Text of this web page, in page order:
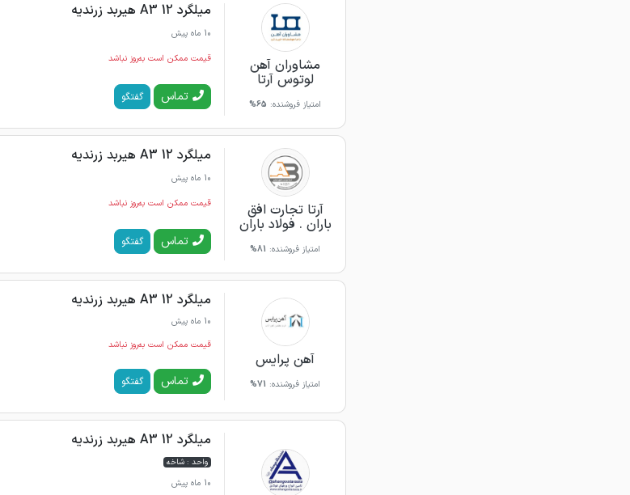
مشاوران آهن
لوتوس آرتا
امتیاز فروشنده: 65%
میلگرد 12 A3 هیربد زرندیه
10 ماه پیش
قیمت ممکن است به‌روز نباشد
تماس گفتگو
آرتا تجارت افق
باران . فولاد باران
امتیاز فروشنده: 81%
میلگرد 12 A3 هیربد زرندیه
10 ماه پیش
قیمت ممکن است به‌روز نباشد
تماس گفتگو
آهن پرایس
امتیاز فروشنده: 71%
میلگرد 12 A3 هیربد زرندیه
10 ماه پیش
قیمت ممکن است به‌روز نباشد
تماس گفتگو
میلگرد 12 A3 هیربد زرندیه
واحد : شاخه
10 ماه پیش